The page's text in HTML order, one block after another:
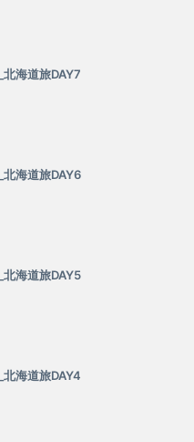
海道旅DAY7
海道旅DAY6
海道旅DAY5
海道旅DAY4